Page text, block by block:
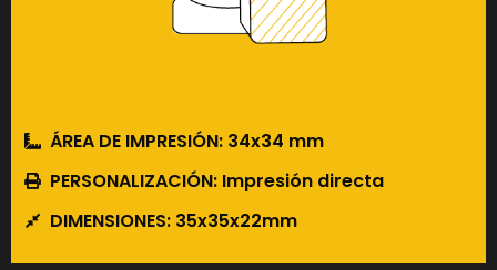
ÁREA DE IMPRESIÓN: 34x34 mm
PERSONALIZACIÓN: Impresión directa
DIMENSIONES: 35x35x22mm